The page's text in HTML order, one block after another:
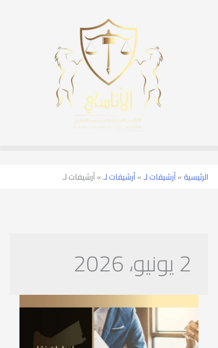
الرئيسية»أرشيفات لـ»أرشيفات لـ»أرشيفات لـ
2 يونيو، 2026